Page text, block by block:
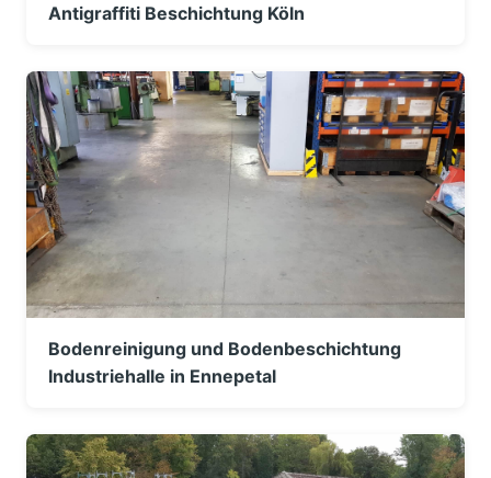
Antigraffiti Beschichtung Köln
Bodenreinigung und Bodenbeschichtung
Industriehalle in Ennepetal